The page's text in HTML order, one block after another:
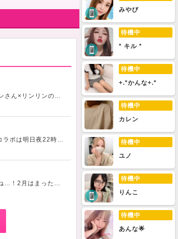
こんばんは〜＾＾本日22時からはサンさん×リンリンのコラボになります♪30%オフでお得に楽しめるチャンスですよ
サンサンとリンリンのコスプレ遠隔コラボは明日夜22時からを予定してます
サンサンが告知
2/5から早1ヶ月が経ってしまいますね…！2月はまったりなコラボ企画、お楽しみいただけましたでしょうか？DSがない今、パフォーマーさんとお話しできる機会が減ってしまい、唯一の楽しみはコラボになってます
みやび
待機中
* キル *
待機中
+.*かんな+.*
待機中
カレン
待機中
ユノ
待機中
りんこ
待機中
あんな🌟